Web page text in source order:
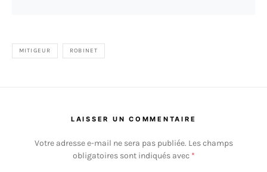
MITIGEUR ROBINET
LAISSER UN COMMENTAIRE
Votre adresse e-mail ne sera pas publiée. Les champs
obligatoires sont indiqués avec *